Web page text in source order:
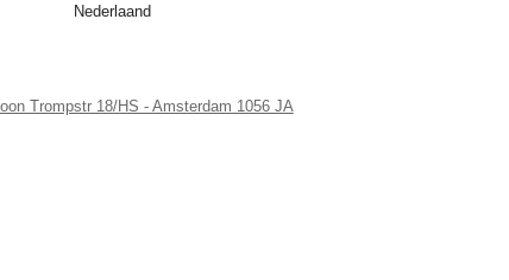
Nederlaand
Trompstr 18/HS - Amsterdam 1056 JA